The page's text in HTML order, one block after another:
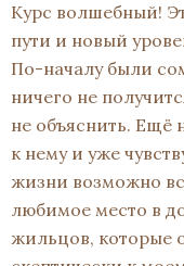
Курс волшебный!
пути и новый
По-началу были
ничего не
не объяснить. Ещё
к нему и уже
жизни возможно
любимое место в
жильцов, которые